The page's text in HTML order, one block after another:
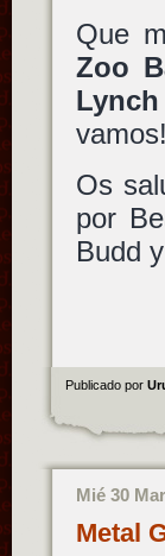
Que
Zoo
Lynch
vamos!
Os
por
Budd
Publicado por
Mié 30
Metal